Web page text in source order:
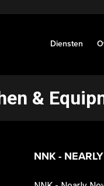
Diensten
&
NNK -